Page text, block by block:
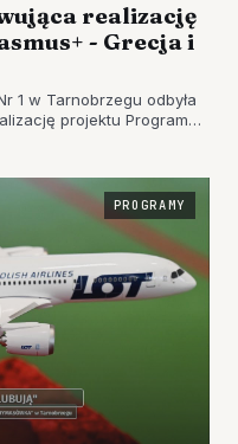
realizację
- Grecja i
1 w Tarnobrzegu odbyła
projektu Programu
PROGRAMY